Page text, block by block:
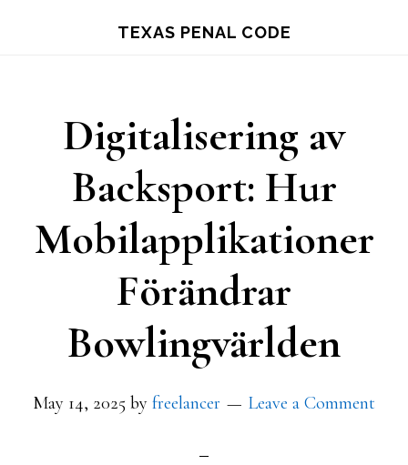
TEXAS PENAL CODE
Digitalisering av
Backsport: Hur
Mobilapplikationer
Förändrar
Bowlingvärlden
May 14, 2025 by freelancer Leave a Comment